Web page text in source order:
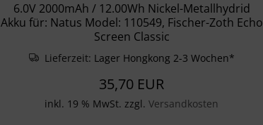
6.0V 2000mAh / 12.00Wh Nickel-Metallhydrid
Akku für: Natus Model: 110549, Fischer-Zoth Echo
Screen Classic
Lieferzeit: Lager Hongkong 2-3 Wochen*
35,70 EUR
inkl. 19 % MwSt. zzgl.Versandkosten